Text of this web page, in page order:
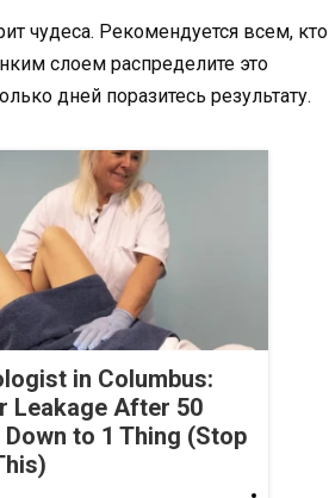
чудеса. Рекомендуется всем, кто
слоем распределите это
дней поразитесь результату.
in Columbus:
Leakage After 50
Down to 1 Thing (Stop